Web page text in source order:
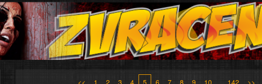
<< 1 2 3 4 5 6 7 8 9 10 … 142 >>